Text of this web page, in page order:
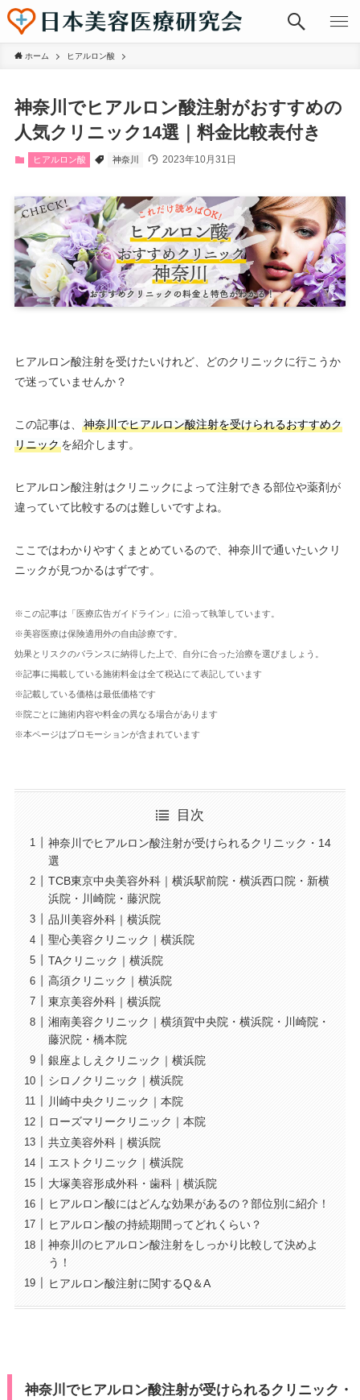
ホーム ヒアルロン酸
神奈川でヒアルロン酸注射がおすすめの
人気クリニック14選｜料金比較表付き
ヒアルロン酸 神奈川 2023年10月31日
ヒアルロン酸注射を受けたいけれど、どのクリニックに行こうか
で迷っていませんか？
この記事は、
神奈川でヒアルロン酸注射を受けられるおすすめク
リニックを紹介します。
ヒアルロン酸注射はクリニックによって注射できる部位や薬剤が
違っていて比較するのは難しいですよね。
ここではわかりやすくまとめているので、神奈川で通いたいクリ
ニックが見つかるはずです。
※この記事は「医療広告ガイドライン」に沿って執筆しています。
※美容医療は保険適用外の自由診療です。
効果とリスクのバランスに納得した上で、自分に合った治療を選びましょう。
※記事に掲載している施術料金は全て税込にて表記しています
※記載している価格は最低価格です
※院ごとに施術内容や料金の異なる場合があります
※本ページはプロモーションが含まれています
目次
神奈川でヒアルロン酸注射が受けられるクリニック・14
選
TCB東京中央美容外科｜横浜駅前院・横浜西口院・新横
浜院・川崎院・藤沢院
品川美容外科｜横浜院
聖心美容クリニック｜横浜院
TAクリニック｜横浜院
高須クリニック｜横浜院
東京美容外科｜横浜院
湘南美容クリニック｜横須賀中央院・横浜院・川崎院・
藤沢院・橋本院
銀座よしえクリニック｜横浜院
シロノクリニック｜横浜院
川崎中央クリニック｜本院
ローズマリークリニック｜本院
共立美容外科｜横浜院
エストクリニック｜横浜院
大塚美容形成外科・歯科｜横浜院
ヒアルロン酸にはどんな効果があるの？部位別に紹介！
ヒアルロン酸の持続期間ってどれくらい？
神奈川のヒアルロン酸注射をしっかり比較して決めよ
う！
ヒアルロン酸注射に関するQ＆A
神奈川でヒアルロン酸注射が受けられるクリニック・